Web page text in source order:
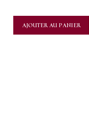
AJOUTER AU PANIER